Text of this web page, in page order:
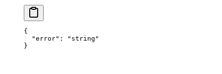
{
  "error"
:
"string"
}